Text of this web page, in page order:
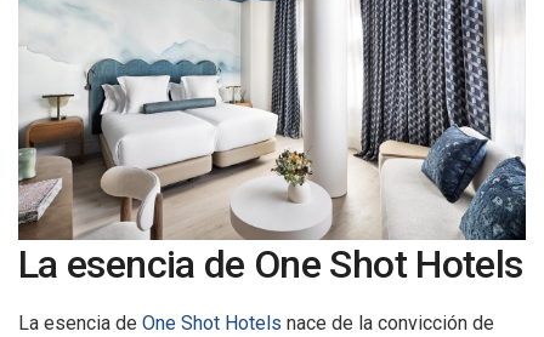
La esencia de One Shot Hotels
La esencia de One Shot Hotels nace de la convicción de